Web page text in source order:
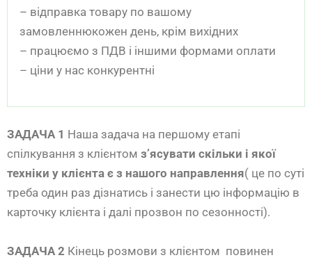
– відправка товару по вашому
замовленнюкожен день, крім вихідних
– працюємо з ПДВ і іншими формами оплати
– ціни у нас конкурентні
ЗАДАЧА 1 Наша задача на першому етапі
спілкування з клієнтом з’ясувати скільки і якої
техніки у клієнта є з нашого направлення( це по суті
треба один раз дізнатись і занести цю інформацію в
карточку клієнта і далі прозвон по сезонності).
ЗАДАЧА 2 Кінець розмови з клієнтом повинен